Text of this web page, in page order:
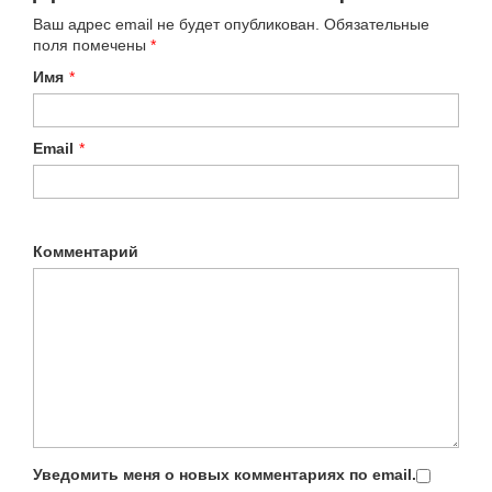
Ваш адрес email не будет опубликован. Обязательные
поля помечены *
Имя *
Email *
Комментарий
Уведомить меня о новых комментариях по email.